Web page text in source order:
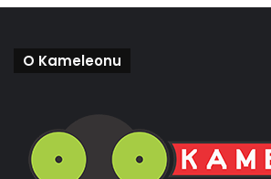
O Kameleonu